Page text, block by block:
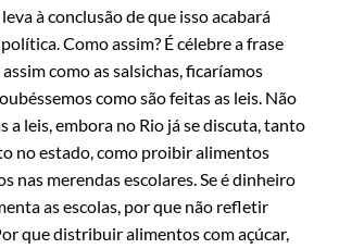
à conclusão de que isso acabará
Como assim? É célebre a frase
como as salsichas, ficaríamos
como são feitas as leis. Não
a leis, embora no Rio já se discuta, tanto
no estado, como proibir alimentos
nas merendas escolares. Se é dinheiro
as escolas, por que não refletir
que distribuir alimentos com açúcar,